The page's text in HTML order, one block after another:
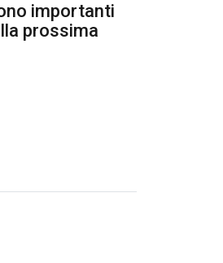
importanti
prossima